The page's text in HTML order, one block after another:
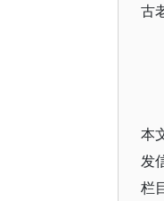
古
本
发
栏